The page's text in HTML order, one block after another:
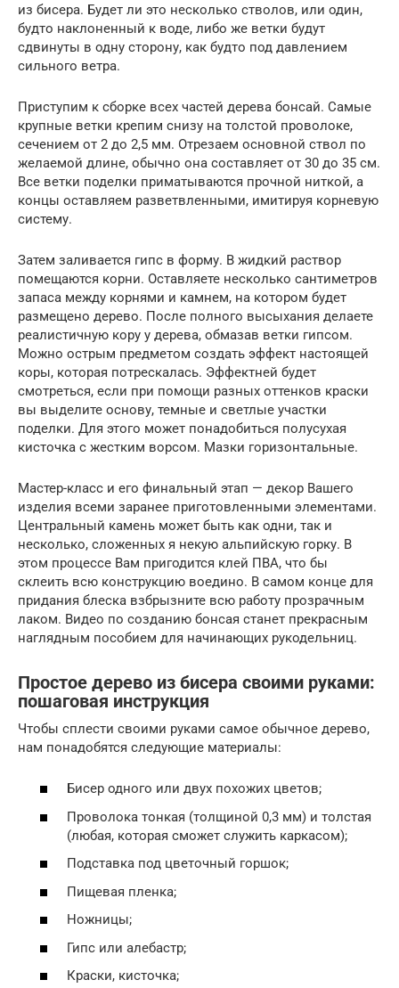
из бисера. Будет ли это несколько стволов, или один,
будто наклоненный к воде, либо же ветки будут
сдвинуты в одну сторону, как будто под давлением
сильного ветра.
Приступим к сборке всех частей дерева бонсай. Самые
крупные ветки крепим снизу на толстой проволоке,
сечением от 2 до 2,5 мм. Отрезаем основной ствол по
желаемой длине, обычно она составляет от 30 до 35 см.
Все ветки поделки приматываются прочной ниткой, а
концы оставляем разветвленными, имитируя корневую
систему.
Затем заливается гипс в форму. В жидкий раствор
помещаются корни. Оставляете несколько сантиметров
запаса между корнями и камнем, на котором будет
размещено дерево. После полного высыхания делаете
реалистичную кору у дерева, обмазав ветки гипсом.
Можно острым предметом создать эффект настоящей
коры, которая потрескалась. Эффектней будет
смотреться, если при помощи разных оттенков краски
вы выделите основу, темные и светлые участки
поделки. Для этого может понадобиться полусухая
кисточка с жестким ворсом. Мазки горизонтальные.
Мастер-класс и его финальный этап — декор Вашего
изделия всеми заранее приготовленными элементами.
Центральный камень может быть как одни, так и
несколько, сложенных я некую альпийскую горку. В
этом процессе Вам пригодится клей ПВА, что бы
склеить всю конструкцию воедино. В самом конце для
придания блеска взбрызните всю работу прозрачным
лаком. Видео по созданию бонсая станет прекрасным
наглядным пособием для начинающих рукодельниц.
Простое дерево из бисера своими руками:
пошаговая инструкция
Чтобы сплести своими руками самое обычное дерево,
нам понадобятся следующие материалы:
Бисер одного или двух похожих цветов;
Проволока тонкая (толщиной 0,3 мм) и толстая
(любая, которая сможет служить каркасом);
Подставка под цветочный горшок;
Пищевая пленка;
Ножницы;
Гипс или алебастр;
Краски, кисточка;